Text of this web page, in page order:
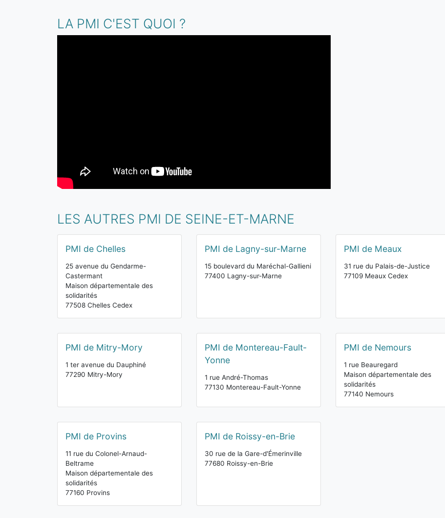
LA PMI C'EST QUOI ?
LES AUTRES PMI DE SEINE-ET-MARNE
PMI de Chelles
25 avenue du Gendarme-
Castermant
Maison départementale des
solidarités
77508 Chelles Cedex
PMI de Lagny-sur-Marne
15 boulevard du Maréchal-Gallieni
77400 Lagny-sur-Marne
PMI de Meaux
31 rue du Palais-de-Justice
77109 Meaux Cedex
PMI de Mitry-Mory
1 ter avenue du Dauphiné
77290 Mitry-Mory
PMI de Montereau-Fault-
Yonne
1 rue André-Thomas
77130 Montereau-Fault-Yonne
PMI de Nemours
1 rue Beauregard
Maison départementale des
solidarités
77140 Nemours
PMI de Provins
11 rue du Colonel-Arnaud-
Beltrame
Maison départementale des
solidarités
77160 Provins
PMI de Roissy-en-Brie
30 rue de la Gare-d'Émerinville
77680 Roissy-en-Brie